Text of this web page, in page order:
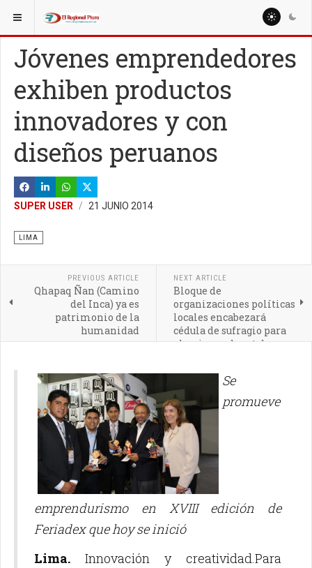
ESTÁ AQUÍ: NACIONALES
Jóvenes emprendedores
exhiben productos
innovadores y con
diseños peruanos
SUPER USER 21 JUNIO 2014
LIMA
PREVIOUS ARTICLE
Qhapaq Ñan (Camino
del Inca) ya es
patrimonio de la
humanidad
NEXT ARTICLE
Bloque de
organizaciones políticas
locales encabezará
cédula de sufragio para
elecciones de octubre
Se
promueve
emprendurismo en XVIII edición de
Feriadex que hoy se inició
Lima. Innovación y creatividad.Para